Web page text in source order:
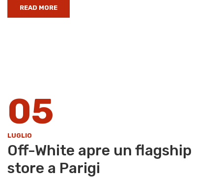
READ MORE
05
LUGLIO
Off-White apre un flagship
store a Parigi